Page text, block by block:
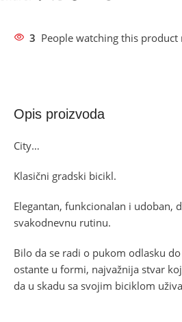
3 People watching this product
Opis proizvoda
City…
Klasični gradski bicikl.
Elegantan, funkcionalan i udoban,
svakodnevnu rutinu.
Bilo da se radi o pukom odlasku
ostante u formi, najvažnija stvar
da u skadu sa svojim biciklom